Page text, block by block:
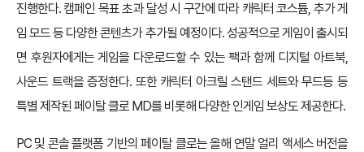
진행한다. 캠페인 목표 초과 달성 시 구간에 따라 캐릭터 코스튬, 추가 게
임 모드 등 다양한 콘텐츠가 추가될 예정이다. 성공적으로 게임이 출시되
면 후원자에게는 게임을 다운로드할 수 있는 팩과 함께 디지털 아트북,
사운드 트랙을 증정한다. 또한 캐릭터 아크릴 스탠드 세트와 무드등 등
특별 제작된 페이탈 클로 MD를 비롯해 다양한 인게임 보상도 제공한다.
PC 및 콘솔 플랫폼 기반의 페이탈 클로는 올해 연말 얼리 액세스 버전을